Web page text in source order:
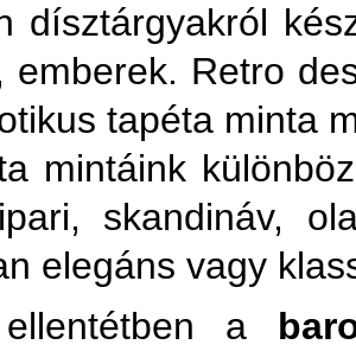
dísztárgyakról
emberek. Retro
tapéta minta
mintáink
skandináv,
elegáns vagy
a